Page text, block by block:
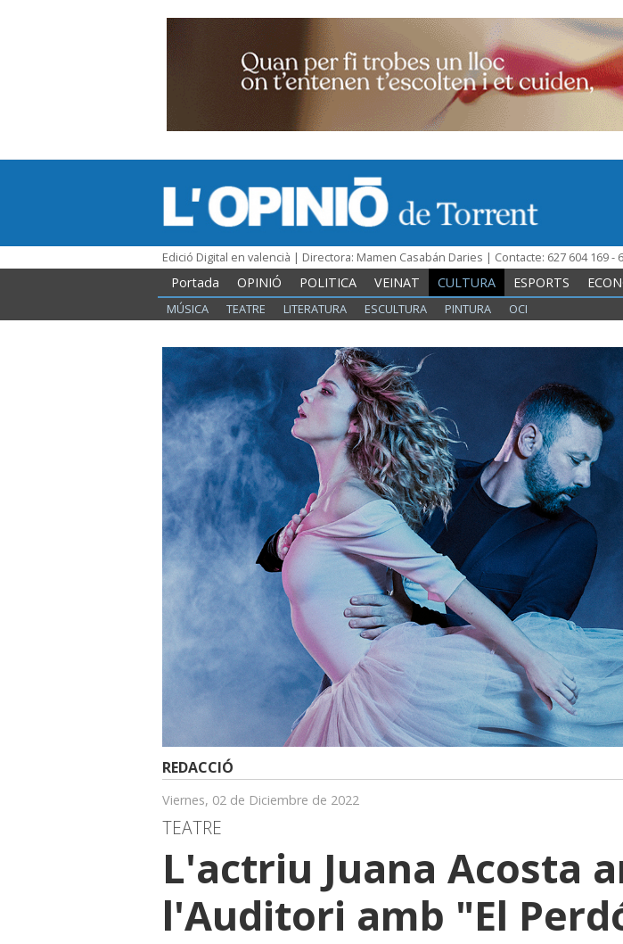
Edició Digital en valencià | Directora: Mamen Casabán Daries | Contacte: 627 604 169 -
Portada OPINIÓ POLITICA VEINAT CULTURA ESPORTS
MÚSICA TEATRE LITERATURA ESCULTURA PINTURA OCI
REDACCIÓ
Viernes, 02 de Diciembre de 2022
TEATRE
L'actriu Juana Acosta
l'Auditori amb "El